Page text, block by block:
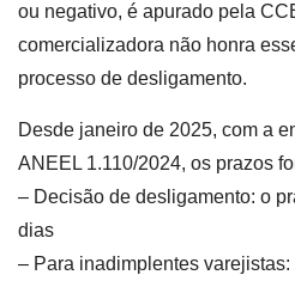
ou negativo, é apurado pela
comercializadora não honra
processo de desligamento.
Desde janeiro de 2025, com a
ANEEL 1.110/2024, os prazos
– Decisão de desligamento: o
dias
– Para inadimplentes